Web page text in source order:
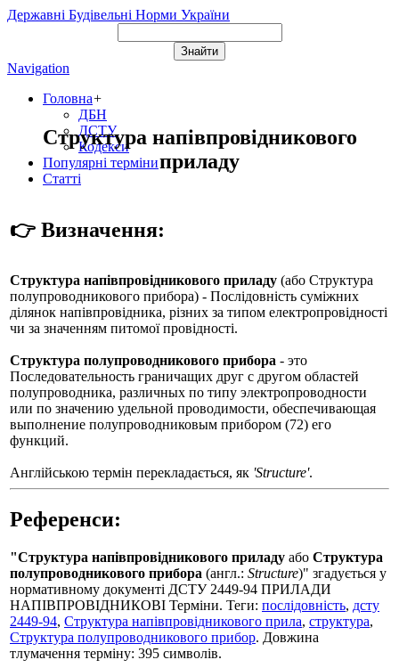
Державні Будівельні Норми України
Navigation
Головна+
ДБН
ДСТУ
Кодекси
Популярні терміни
Статті
Структура напівпровідникового
приладу
👉 Визначення:
Структура напівпровідникового приладу (або Структура
полупроводникового прибора) - Послідовність суміжних
ділянок напівпровідника, різних за типом електропровідності
чи за значенням питомої провідності.
Структура полупроводникового прибора - это
Последовательность граничащих друг с другом областей
полупроводника, различных по типу электропроводности
или по значению удельной проводимости, обеспечивающая
выполнение полупроводниковым прибором (72) его
функций.
Англійською термін перекладається, як 'Structure'.
Референси:
"Структура напівпровідникового приладу або Структура
полупроводникового прибора (англ.: Structure)" згадується у
нормативному документі ДСТУ 2449-94 ПРИЛАДИ
НАПІВПРОВІДНИКОВІ Терміни. Теги: послідовність, дсту
2449-94, Структура напівпровідникового прила, структура,
Структура полупроводникового прибор. Довжина
тлумачення терміну: 395 символів.